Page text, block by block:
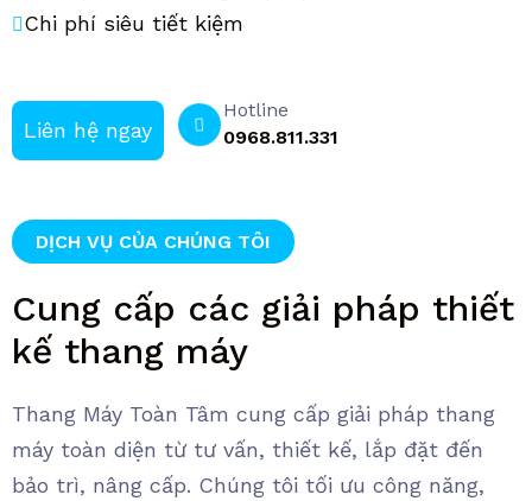
Chi phí siêu tiết kiệm
Liên hệ ngay
Hotline
0968.811.331
DỊCH VỤ CỦA CHÚNG TÔI
Cung cấp các giải pháp thiết
kế thang máy
Thang Máy Toàn Tâm cung cấp giải pháp thang
máy toàn diện từ tư vấn, thiết kế, lắp đặt đến
bảo trì, nâng cấp. Chúng tôi tối ưu công năng,